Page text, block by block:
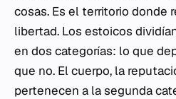
cosas. Es el territorio donde
libertad. Los estoicos
en dos categorías: lo que
que no. El cuerpo, la
pertenecen a la segunda